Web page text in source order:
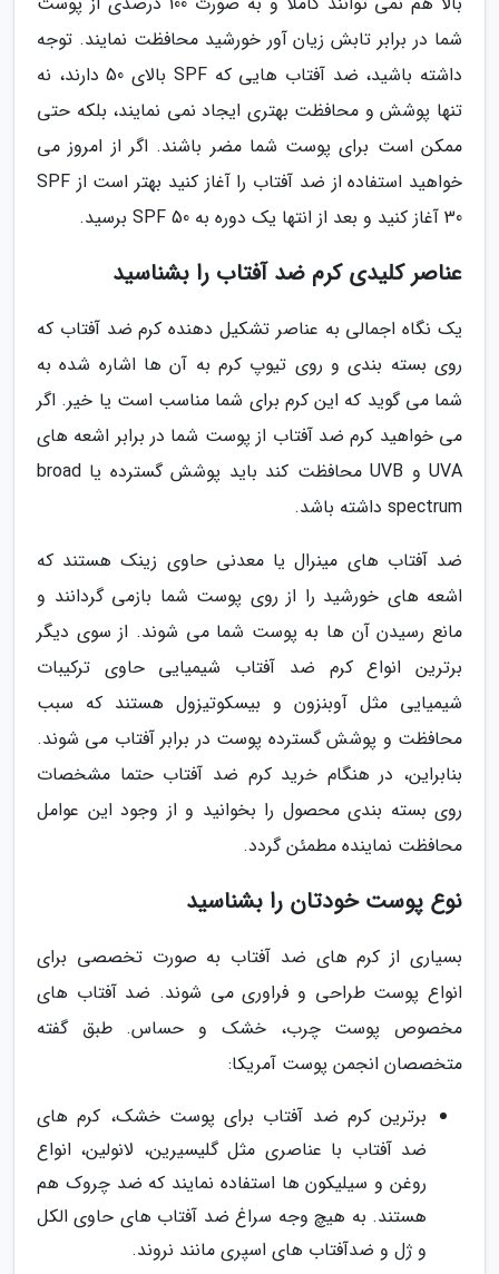
شما در برابر تابش زیان آور خورشید محافظت نمایند. توجه
داشته باشید، ضد آفتاب هایی که SPF بالای 50 دارند، نه
تنها پوشش و محافظت بهتری ایجاد نمی نمایند، بلکه حتی
ممکن است برای پوست شما مضر باشند. اگر از امروز می
خواهید استفاده از ضد آفتاب را آغاز کنید بهتر است از SPF
30 آغاز کنید و بعد از انتها یک دوره به SPF 50 برسید.
عناصر کلیدی کرم ضد آفتاب را بشناسید
یک نگاه اجمالی به عناصر تشکیل دهنده کرم ضد آفتاب که
روی بسته بندی و روی تیوپ کرم به آن ها اشاره شده به
شما می گوید که این کرم برای شما مناسب است یا خیر. اگر
می خواهید کرم ضد آفتاب از پوست شما در برابر اشعه های
UVA و UVB محافظت کند باید پوشش گسترده یا broad
spectrum داشته باشد.
ضد آفتاب های مینرال یا معدنی حاوی زینک هستند که
اشعه های خورشید را از روی پوست شما بازمی گردانند و
مانع رسیدن آن ها به پوست شما می شوند. از سوی دیگر
برترین انواع کرم ضد آفتاب شیمیایی حاوی ترکیبات
شیمیایی مثل آوبنزون و بیسکوتیزول هستند که سبب
محافظت و پوشش گسترده پوست در برابر آفتاب می شوند.
بنابراین، در هنگام خرید کرم ضد آفتاب حتما مشخصات
روی بسته بندی محصول را بخوانید و از وجود این عوامل
محافظت نماینده مطمئن گردد.
نوع پوست خودتان را بشناسید
بسیاری از کرم های ضد آفتاب به صورت تخصصی برای
انواع پوست طراحی و فراوری می شوند. ضد آفتاب های
مخصوص پوست چرب، خشک و حساس. طبق گفته
متخصصان انجمن پوست آمریکا:
برترین کرم ضد آفتاب برای پوست خشک، کرم های
ضد آفتاب با عناصری مثل گلیسیرین، لانولین، انواع
روغن و سیلیکون ها استفاده نمایند که ضد چروک هم
هستند. به هیچ وجه سراغ ضد آفتاب های حاوی الکل
و ژل و ضدآفتاب های اسپری مانند نروند.